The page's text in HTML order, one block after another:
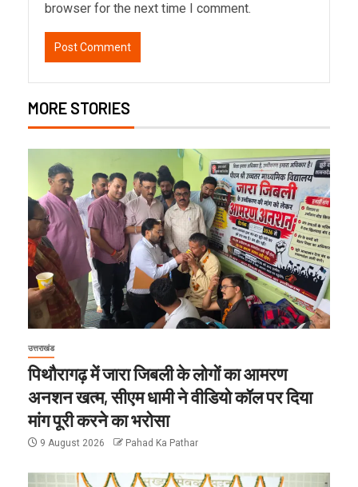
browser for the next time I comment.
MORE STORIES
उत्तराखंड
पिथौरागढ़ में जारा जिबली के लोगों का आमरण
अनशन खत्म, सीएम धामी ने वीडियो कॉल पर दिया
मांग पूरी करने का भरोसा
9 August 2026 Pahad Ka Pathar